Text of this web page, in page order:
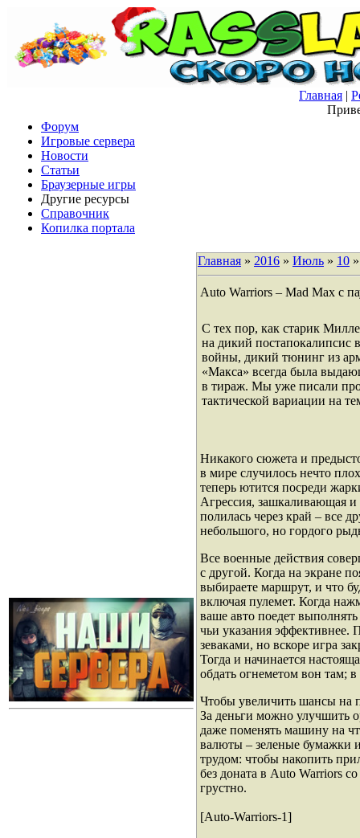
Главная |
Форум
Игровые сервера
Новости
Статьи
Браузерные игры
Другие ресурсы
Справочник
Копилка портала
Главная » 2016 » Июль » 10
Auto Warriors – Mad Max с
С тех пор, как старик
на дикий постапокалипсис
войны, дикий тюнинг из
«Макса» всегда была
в тираж. Мы уже писали про
тактической вариации на
Никакого сюжета и
в мире случилось нечто
теперь ютится посреди
Агрессия, зашкаливающая и
полилась через край – все
небольшого, но гордого
Все военные действия
с другой. Когда на экране
выбираете маршрут, и что
включая пулемет. Когда
ваше авто поедет
чьи указания эффективнее.
зеваками, но вскоре игра
Тогда и начинается
обдать огнеметом вон там; в
Чтобы увеличить шансы на
За деньги можно улучшить
даже поменять машину на
валюты – зеленые бумажки
трудом: чтобы накопить
без доната в Auto Warriors
грустно.
[Auto-Warriors-1]